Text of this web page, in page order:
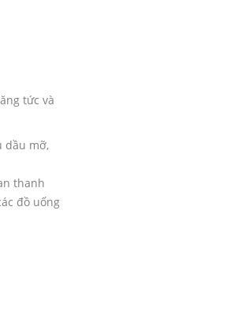
tức và
dầu mỡ,
thanh
đồ uống